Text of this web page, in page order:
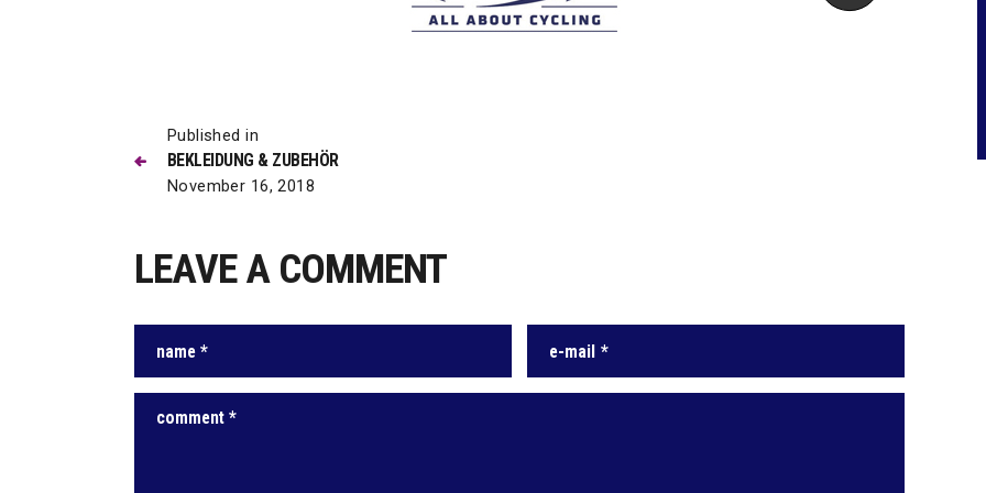
Beitragsnavigation
Published in
post:
BEKLEIDUNG & ZUBEHÖR
November 16, 2018
LEAVE A COMMENT